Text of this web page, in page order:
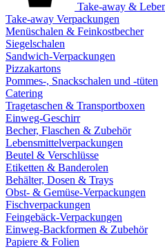
Take-away &
Take-away Verpackungen
Menüschalen & Feinkostbecher
Siegelschalen
Sandwich-Verpackungen
Pizzakartons
Pommes-, Snackschalen und -tüten
Catering
Tragetaschen & Transportboxen
Einweg-Geschirr
Becher, Flaschen & Zubehör
Lebensmittelverpackungen
Beutel & Verschlüsse
Etiketten & Banderolen
Behälter, Dosen & Trays
Obst- & Gemüse-Verpackungen
Fischverpackungen
Feingebäck-Verpackungen
Einweg-Backformen & Zubehör
Papiere & Folien